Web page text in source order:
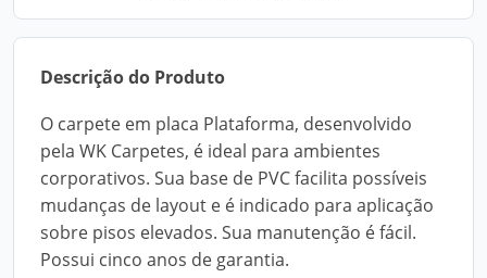
Descrição do Produto
O carpete em placa Plataforma, desenvolvido
pela WK Carpetes, é ideal para ambientes
corporativos. Sua base de PVC facilita possíveis
mudanças de layout e é indicado para aplicação
sobre pisos elevados. Sua manutenção é fácil.
Possui cinco anos de garantia.